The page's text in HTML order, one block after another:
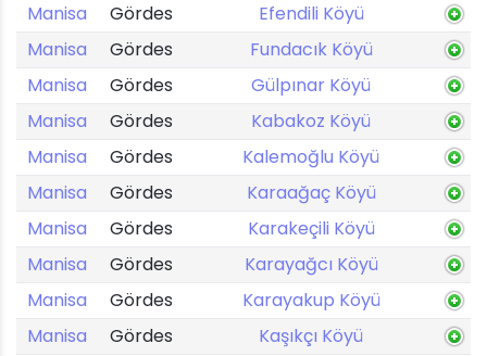
Manisa
Gördes
Efendili Köyü
Manisa
Gördes
Fundacık Köyü
Manisa
Gördes
Gülpınar Köyü
Manisa
Gördes
Kabakoz Köyü
Manisa
Gördes
Kalemoğlu Köyü
Manisa
Gördes
Karaağaç Köyü
Manisa
Gördes
Karakeçili Köyü
Manisa
Gördes
Karayağcı Köyü
Manisa
Gördes
Karayakup Köyü
Manisa
Gördes
Kaşıkçı Köyü